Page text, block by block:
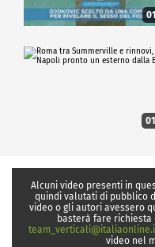
Alcuni video presenti in
quindi valutati di pubblico
video o gli autori avessero
basterà fare richiesta
video nel